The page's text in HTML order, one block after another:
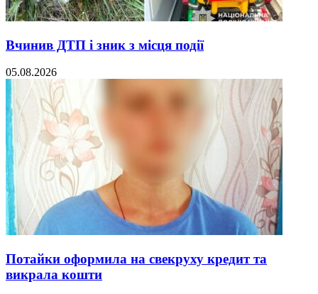
Вчинив ДТП і зник з місця події
05.08.2026
Потайки оформила на свекруху кредит та
викрала кошти